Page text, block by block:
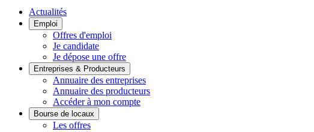
Actualités
Emploi
Offres d'emploi
Je candidate
Je dépose une offre
Entreprises & Producteurs
Annuaire des entreprises
Annuaire des producteurs
Accéder à mon compte
Bourse de locaux
Les offres